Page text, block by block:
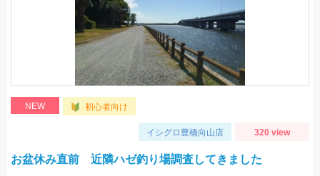
NEW 初心者向け
イシグロ豊橋向山店 320 view
お盆休み直前 近隣ハゼ釣り場調査してきました